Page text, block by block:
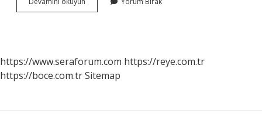
Ilişki
Yapmalı
https://www.seraforum.com https://reye.com.tr
https://boce.com.trSitemap